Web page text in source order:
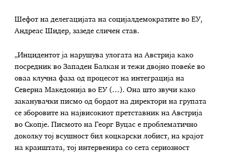
Шефот на делегацијата на социјалдемократите во ЕУ,
Андреас Шидер, зазеде сличен став.
„Инцидентот ја нарушува улогата на Австрија како
посредник во Западен Балкан и тежи двојно повеќе во
оваа клучна фаза од процесот на интеграција на
Северна Македонија во ЕУ (…). Она што звучи како
заканувачки писмо од бордот на директори на групата
се зборовите на највисокиот претставник на Австрија
во Скопје. Писмото на Георг Вуцас е проблематично
доколку тој всушност бил коцкарски лобист, на крајот
на краиштата, тој интервенира со сета сериозност